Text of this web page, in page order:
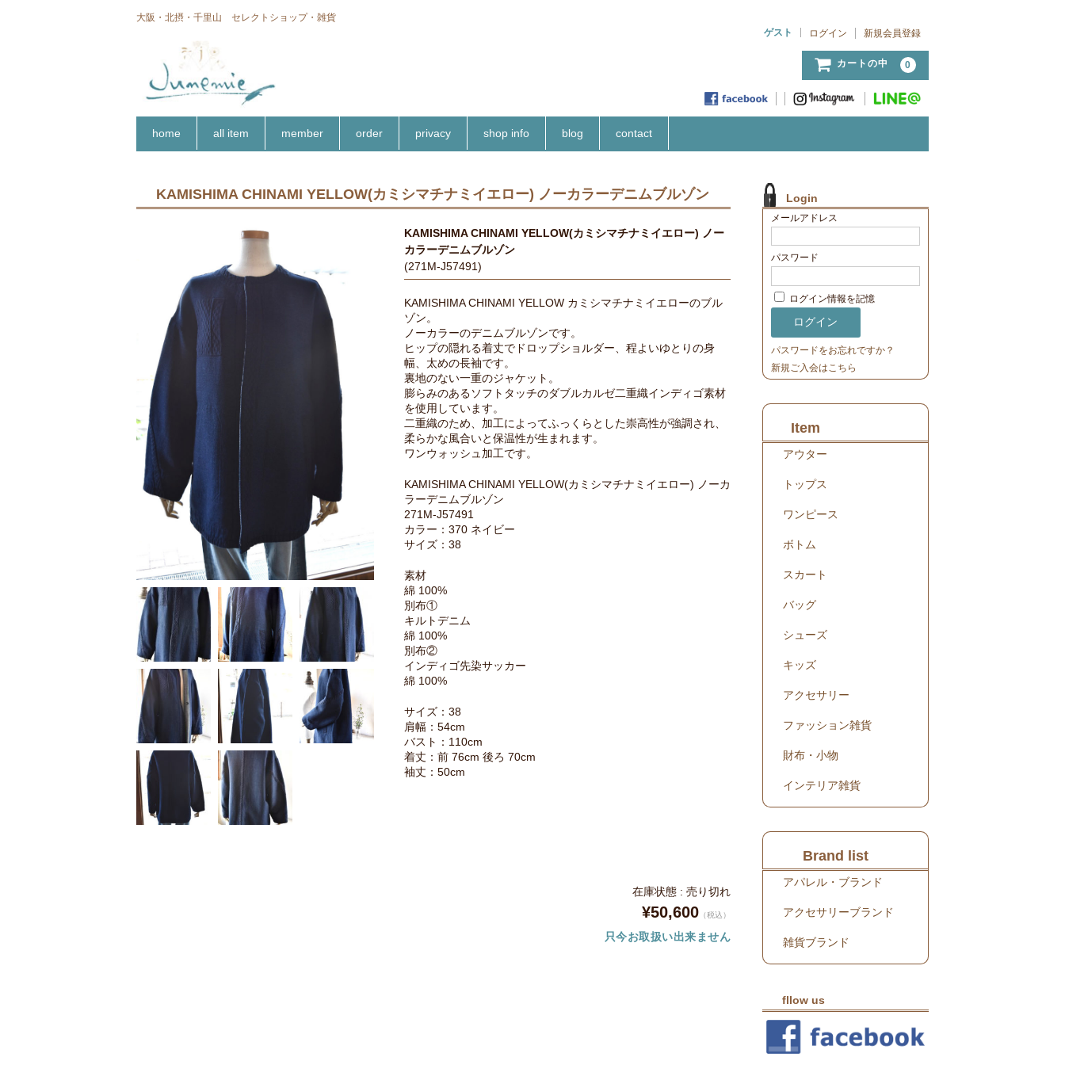
大阪・北摂・千里山 セレクトショップ・雑貨
ゲスト
ログイン 新規会員登録
カートの中 0
home all item member order privacy shop info blog contact
KAMISHIMA CHINAMI YELLOW(カミシマチナミイエロー) ノーカラーデニムブルゾン
KAMISHIMA CHINAMI YELLOW(カミシマチナミイエロー) ノー
カラーデニムブルゾン
(271M-J57491)
KAMISHIMA CHINAMI YELLOW カミシマチナミイエローのブル
ゾン。
ノーカラーのデニムブルゾンです。
ヒップの隠れる着丈でドロップショルダー、程よいゆとりの身
幅、太めの長袖です。
裏地のない一重のジャケット。
膨らみのあるソフトタッチのダブルカルゼ二重織インディゴ素材
を使用しています。
二重織のため、加工によってふっくらとした崇高性が強調され、
柔らかな風合いと保温性が生まれます。
ワンウォッシュ加工です。
KAMISHIMA CHINAMI YELLOW(カミシマチナミイエロー) ノーカ
ラーデニムブルゾン
271M-J57491
カラー：370 ネイビー
サイズ：38
素材
綿 100%
別布①
キルトデニム
綿 100%
別布②
インディゴ先染サッカー
綿 100%
サイズ：38
肩幅：54cm
バスト：110cm
着丈：前 76cm 後ろ 70cm
袖丈：50cm
在庫状態 : 売り切れ
¥50,600 （税込）
只今お取扱い出来ません
Login
メールアドレス
パスワード
ログイン情報を記憶
パスワードをお忘れですか？
新規ご入会はこちら
Item
アウター
トップス
ワンピース
ボトム
スカート
バッグ
シューズ
キッズ
アクセサリー
ファッション雑貨
財布・小物
インテリア雑貨
Brand list
アパレル・ブランド
アクセサリーブランド
雑貨ブランド
fllow us